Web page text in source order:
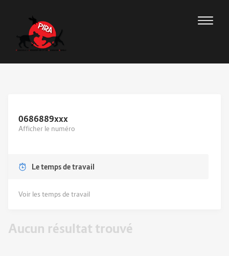
0686889xxx
Afficher le numéro
Le temps de travail
Voir les temps de travail
Aucun résultat trouvé